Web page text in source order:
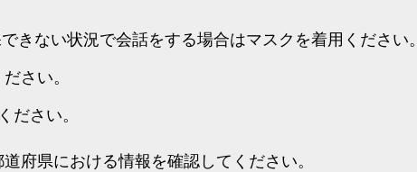
きない状況で会話をする場合はマスクを着用ください。
さい。
ださい。
府県における情報を確認してください。